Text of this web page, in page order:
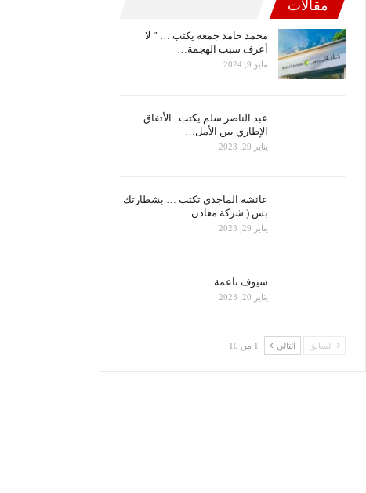
مقالات
محمد حامد جمعة يكتب … ” لا
أعرف سبب الهجمة…
مايو 9, 2024
عبد الناصر سلم يكتب.. الأتفاق
الإطاري بين الأمل…
يناير 29, 2023
عائشة الماجدي تكتب … بشطارتك
بس ( شركة معادن…
يناير 29, 2023
سيوف ناعمة
يناير 20, 2023
السابق التالي 1 من 10